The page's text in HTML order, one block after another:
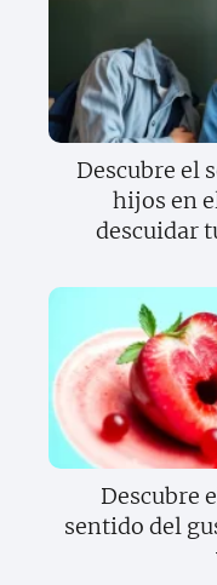
Descubre el
hijos en
descuidar
Descubre
sentido del